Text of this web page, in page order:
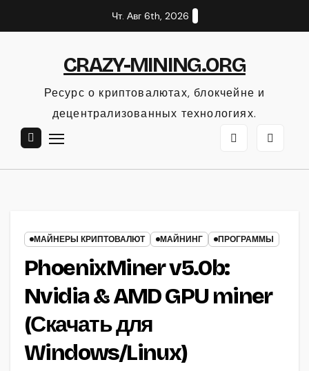
к
Чт. Авг 6th, 2026
CRAZY-MINING.ORG
Ресурс о криптовалютах, блокчейне и
децентрализованных технологиях.
МАЙНЕРЫ КРИПТОВАЛЮТ МАЙНИНГ ПРОГРАММЫ
PhoenixMiner v5.0b:
Nvidia & AMD GPU miner
(Скачать для
Windows/Linux)